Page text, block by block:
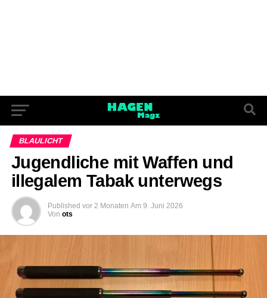
BLAULICHT
Jugendliche mit Waffen und
illegalem Tabak unterwegs
Published vor 2 Monaten Am 9. Juni 2026
Von ots